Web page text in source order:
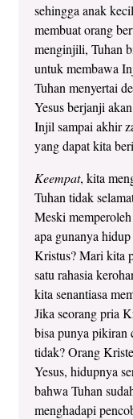
sehingga anak
membuat orang
menginjili, Tuhan
untuk membawa
Tuhan menyertai
Yesus berjanji
Injil sampai akhir
yang dapat kita
Keempat, kita
Tuhan tidak
Meski
apa gunanya
Kristus? Mari kita
satu rahasia
kita senantiasa
Jika seorang pria
bisa punya pikiran
tidak? Orang
Yesus, hidupnya
bahwa Tuhan
menghadapi